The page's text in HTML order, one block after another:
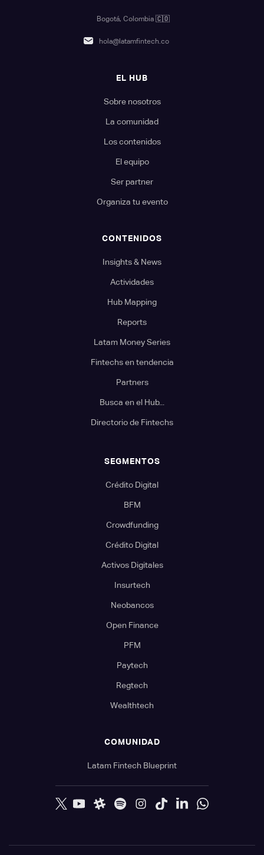
Bogotá, Colombia 🇨🇴
hola@latamfintech.co
EL HUB
Sobre nosotros
La comunidad
Los contenidos
El equipo
Ser partner
Organiza tu evento
CONTENIDOS
Insights & News
Actividades
Hub Mapping
Reports
Latam Money Series
Fintechs en tendencia
Partners
Busca en el Hub...
Directorio de Fintechs
SEGMENTOS
Crédito Digital
BFM
Crowdfunding
Crédito Digital
Activos Digitales
Insurtech
Neobancos
Open Finance
PFM
Paytech
Regtech
Wealthtech
COMUNIDAD
Latam Fintech Blueprint